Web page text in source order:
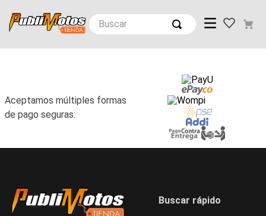
Aceptamos múltiples formas
de pago seguras:
Buscar rápido